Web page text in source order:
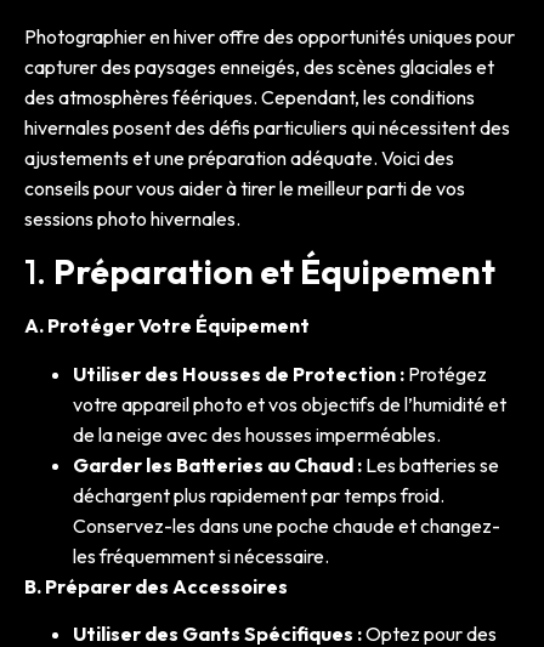
Photographier en hiver offre des opportunités uniques pour
capturer des paysages enneigés, des scènes glaciales et
des atmosphères féériques. Cependant, les conditions
hivernales posent des défis particuliers qui nécessitent des
ajustements et une préparation adéquate. Voici des
conseils pour vous aider à tirer le meilleur parti de vos
sessions photo hivernales.
1. Préparation et Équipement
A. Protéger Votre Équipement
Utiliser des Housses de Protection : Protégez
votre appareil photo et vos objectifs de l’humidité et
de la neige avec des housses imperméables.
Garder les Batteries au Chaud : Les batteries se
déchargent plus rapidement par temps froid.
Conservez-les dans une poche chaude et changez-
les fréquemment si nécessaire.
B. Préparer des Accessoires
Utiliser des Gants Spécifiques :Optez pour des